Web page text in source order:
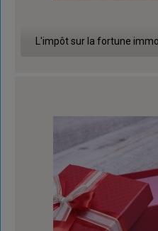
L'impôt sur la fortune